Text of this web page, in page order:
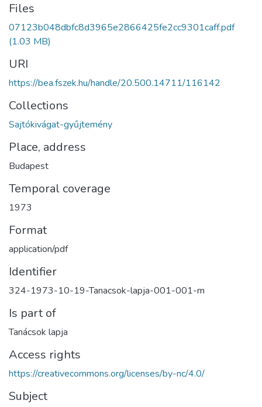
Files
07123b048dbfc8d3965e2866425fe2cc9301caff.pdf
(1.03 MB)
URI
https://bea.fszek.hu/handle/20.500.14711/116142
Collections
Sajtókivágat-gyűjtemény
Place, address
Budapest
Temporal coverage
1973
Format
application/pdf
Identifier
324-1973-10-19-Tanacsok-lapja-001-001-m
Is part of
Tanácsok lapja
Access rights
https://creativecommons.org/licenses/by-nc/4.0/
Subject